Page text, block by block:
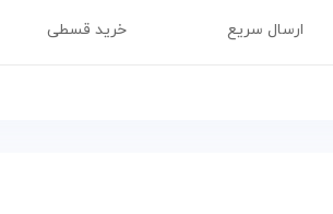
ارسال سریع خرید قسطی